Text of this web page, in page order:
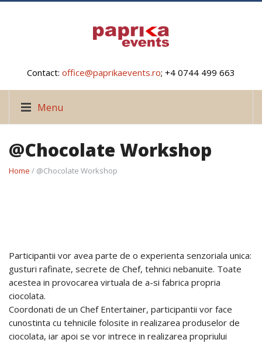
Contact: office@paprikaevents.ro; +4 0744 499 663
Menu
@Chocolate Workshop
Home / @Chocolate Workshop
Participantii vor avea parte de o experienta senzoriala unica:
gusturi rafinate, secrete de Chef, tehnici nebanuite. Toate
acestea in provocarea virtuala de a-si fabrica propria
ciocolata.
Coordonati de un Chef Entertainer, participantii vor face
cunostinta cu tehnicile folosite in realizarea produselor de
ciocolata, iar apoi se vor intrece in realizarea propriului